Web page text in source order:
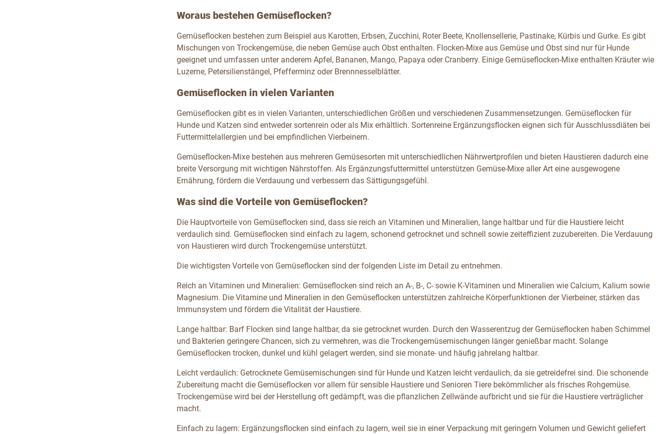
Woraus bestehen Gemüseflocken?
Gemüseflocken bestehen zum Beispiel aus Karotten, Erbsen, Zucchini, Roter Beete, Knollensellerie, Pastinake, Kürbis und Gurke. Es gibt
Mischungen von Trockengemüse, die neben Gemüse auch Obst enthalten. Flocken-Mixe aus Gemüse und Obst sind nur für Hunde
geeignet und umfassen unter anderem Apfel, Bananen, Mango, Papaya oder Cranberry. Einige Gemüseflocken-Mixe enthalten Kräuter wie
Luzerne, Petersilienstängel, Pfefferminz oder Brennnesselblätter.
Gemüseflocken in vielen Varianten
Gemüseflocken gibt es in vielen Varianten, unterschiedlichen Größen und verschiedenen Zusammensetzungen. Gemüseflocken für
Hunde und Katzen sind entweder sortenrein oder als Mix erhältlich. Sortenreine Ergänzungsflocken eignen sich für Ausschlussdiäten bei
Futtermittelallergien und bei empfindlichen Vierbeinern.
Gemüseflocken-Mixe bestehen aus mehreren Gemüsesorten mit unterschiedlichen Nährwertprofilen und bieten Haustieren dadurch eine
breite Versorgung mit wichtigen Nährstoffen. Als Ergänzungsfuttermittel unterstützen Gemüse-Mixe aller Art eine ausgewogene
Ernährung, fördern die Verdauung und verbessern das Sättigungsgefühl.
Was sind die Vorteile von Gemüseflocken?
Die Hauptvorteile von Gemüseflocken sind, dass sie reich an Vitaminen und Mineralien, lange haltbar und für die Haustiere leicht
verdaulich sind. Gemüseflocken sind einfach zu lagern, schonend getrocknet und schnell sowie zeiteffizient zuzubereiten. Die Verdauung
von Haustieren wird durch Trockengemüse unterstützt.
Die wichtigsten Vorteile von Gemüseflocken sind der folgenden Liste im Detail zu entnehmen.
Reich an Vitaminen und Mineralien: Gemüseflocken sind reich an A-, B-, C- sowie K-Vitaminen und Mineralien wie Calcium, Kalium sowie
Magnesium. Die Vitamine und Mineralien in den Gemüseflocken unterstützen zahlreiche Körperfunktionen der Vierbeiner, stärken das
Immunsystem und fördern die Vitalität der Haustiere.
Lange haltbar: Barf Flocken sind lange haltbar, da sie getrocknet wurden. Durch den Wasserentzug der Gemüseflocken haben Schimmel
und Bakterien geringere Chancen, sich zu vermehren, was die Trockengemüsemischungen länger genießbar macht. Solange
Gemüseflocken trocken, dunkel und kühl gelagert werden, sind sie monate- und häufig jahrelang haltbar.
Leicht verdaulich: Getrocknete Gemüsemischungen sind für Hunde und Katzen leicht verdaulich, da sie getreidefrei sind. Die schonende
Zubereitung macht die Gemüseflocken vor allem für sensible Haustiere und Senioren Tiere bekömmlicher als frisches Rohgemüse.
Trockengemüse wird bei der Herstellung oft gedämpft, was die pflanzlichen Zellwände aufbricht und sie für die Haustiere verträglicher
macht.
Einfach zu lagern: Ergänzungsflocken sind einfach zu lagern, weil sie in einer Verpackung mit geringem Volumen und Gewicht geliefert